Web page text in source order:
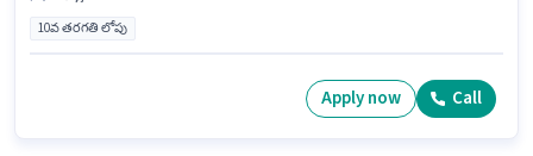
10వ తరగతి లోపు
Apply now Call